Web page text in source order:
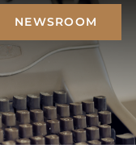
NEWSROOM